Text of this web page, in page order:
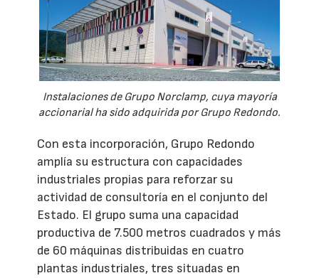
Instalaciones de Grupo Norclamp, cuya mayoría
accionarial ha sido adquirida por Grupo Redondo.
Con esta incorporación, Grupo Redondo
amplía su estructura con capacidades
industriales propias para reforzar su
actividad de consultoría en el conjunto del
Estado. El grupo suma una capacidad
productiva de 7.500 metros cuadrados y más
de 60 máquinas distribuidas en cuatro
plantas industriales, tres situadas en